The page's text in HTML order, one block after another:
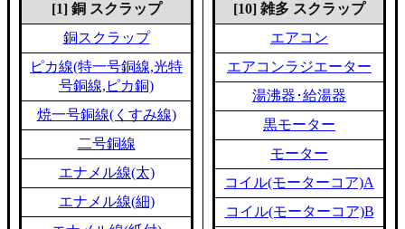
[1] 銅 スクラップ
銅スクラップ
ピカ線(特一号銅線,光特
号銅線,ピカ銅)
焼一号銅線(くすみ線)
二号銅線
エナメル線(太)
エナメル線(細)
[10] 雑多 スクラップ
エアコン
エアコンラジエーター
湯沸器･給湯器
黒モーター
モーター
コイル(モーターコア)A
コイル(モーターコア)B